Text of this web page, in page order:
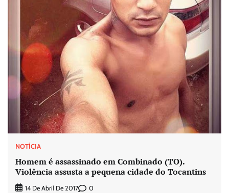
NOTÍCIA
Homem é assassinado em Combinado (TO).
Violência assusta a pequena cidade do Tocantins
14 De Abril De 2017 0